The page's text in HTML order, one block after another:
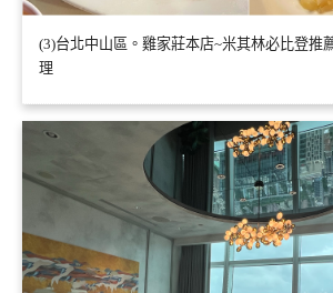
(3)台北中山區。雞家莊本店~米其林必比登推
理